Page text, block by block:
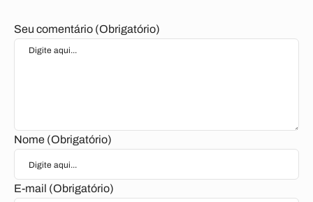
Seu comentário (Obrigatório)
Nome (Obrigatório)
E-mail (Obrigatório)